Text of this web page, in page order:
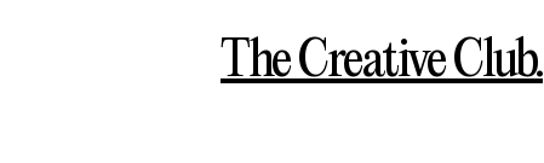
The Creative Club.